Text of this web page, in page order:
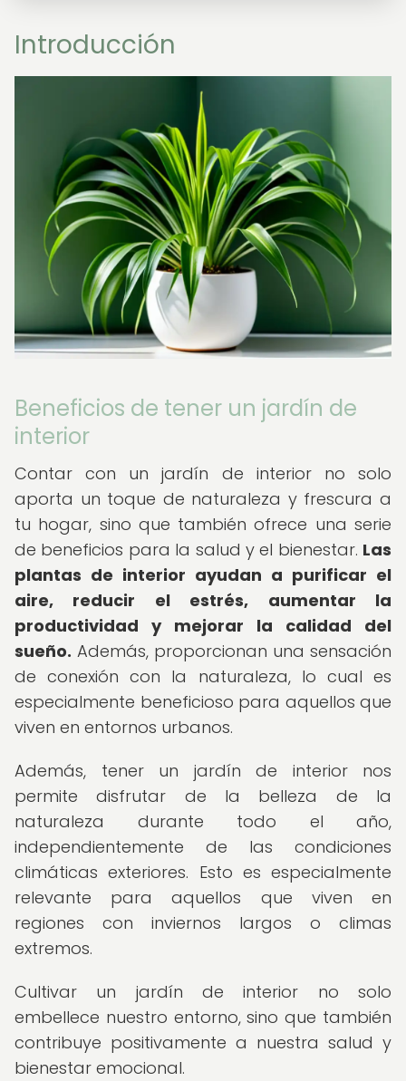
Introducción
Beneficios de tener un jardín de
interior
Contar con un jardín de interior no solo
aporta un toque de naturaleza y frescura a
tu hogar, sino que también ofrece una serie
de beneficios para la salud y el bienestar. Las
plantas de interior ayudan a purificar el
aire, reducir el estrés, aumentar la
productividad y mejorar la calidad del
sueño. Además, proporcionan una sensación
de conexión con la naturaleza, lo cual es
especialmente beneficioso para aquellos que
viven en entornos urbanos.
Además, tener un jardín de interior nos
permite disfrutar de la belleza de la
naturaleza durante todo el año,
independientemente de las condiciones
climáticas exteriores. Esto es especialmente
relevante para aquellos que viven en
regiones con inviernos largos o climas
extremos.
Cultivar un jardín de interior no solo
embellece nuestro entorno, sino que también
contribuye positivamente a nuestra salud y
bienestar emocional.